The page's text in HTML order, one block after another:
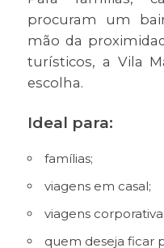
procuram um
mão da
turísticos, a Vila
escolha.
Ideal para:
famílias;
viagens em casal;
viagens
quem deseja ficar